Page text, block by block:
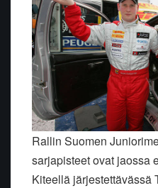
Rallin Suomen
sarjapisteet ovat jaossa
Kiteellä järjestettävässä